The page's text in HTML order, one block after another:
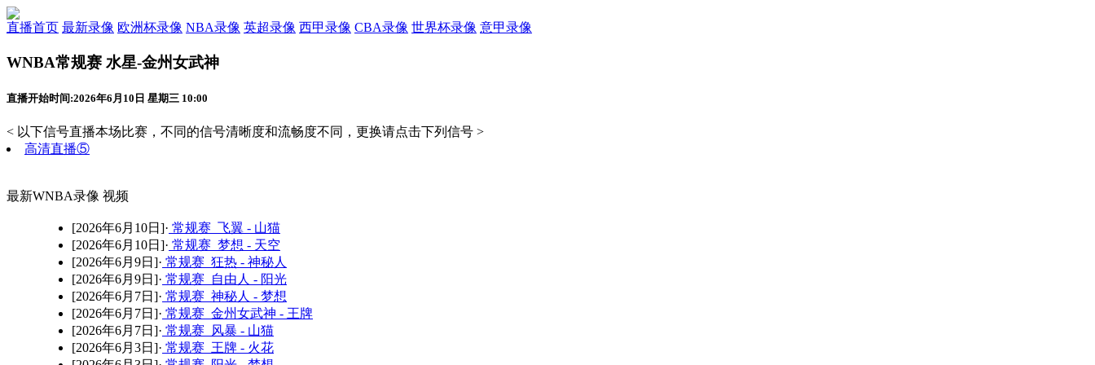
直播首页 最新录像 欧洲杯录像 NBA录像 英超录像 西甲录像 CBA录像 世界杯录像 意甲录像
WNBA常规赛 水星-金州女武神
直播开始时间:2026年6月10日 星期三 10:00
< 以下信号直播本场比赛，不同的信号清晰度和流畅度不同，更换请点击下列信号 >
高清直播⑤
最新WNBA录像 视频
[2026年6月10日]· 常规赛 飞翼 - 山猫
[2026年6月10日]· 常规赛 梦想 - 天空
[2026年6月9日]· 常规赛 狂热 - 神秘人
[2026年6月9日]· 常规赛 自由人 - 阳光
[2026年6月7日]· 常规赛 神秘人 - 梦想
[2026年6月7日]· 常规赛 金州女武神 - 王牌
[2026年6月7日]· 常规赛 风暴 - 山猫
[2026年6月3日]· 常规赛 王牌 - 火花